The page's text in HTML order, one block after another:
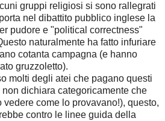
gruppi religiosi si sono rallegrati
nel dibattito pubblico inglese la
pudore e "political correctness"
naturalmente ha fatto infuriare
cotanta campagna (e hanno
gruzzoletto).
molti degli atei che pagano questi
dichiara categoricamente che
come lo provavano!), questo,
contro le linee guida della